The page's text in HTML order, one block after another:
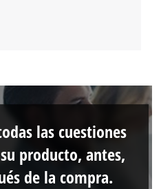
las cuestiones
producto, antes,
de la compra.